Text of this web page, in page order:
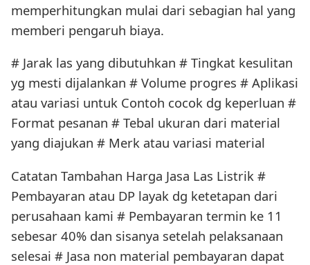
memperhitungkan mulai dari sebagian hal yang
memberi pengaruh biaya.
# Jarak las yang dibutuhkan # Tingkat kesulitan
yg mesti dijalankan # Volume progres # Aplikasi
atau variasi untuk Contoh cocok dg keperluan #
Format pesanan # Tebal ukuran dari material
yang diajukan # Merk atau variasi material
Catatan Tambahan Harga Jasa Las Listrik #
Pembayaran atau DP layak dg ketetapan dari
perusahaan kami # Pembayaran termin ke 11
sebesar 40% dan sisanya setelah pelaksanaan
selesai # Jasa non material pembayaran dapat